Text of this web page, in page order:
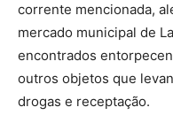
corrente mencionada,
mercado municipal de
encontrados
outros objetos que
drogas e receptação.